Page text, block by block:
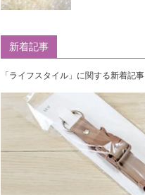
新着記事
「ライフスタイル」に関する新着記事